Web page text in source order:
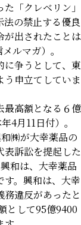
「クレベリン」
法の禁止する優良
が出されたことは
ルマガ）。
争うとして、東
う申立てしていま
高額となる６億
4月11日付）。
㈱が大幸薬品の
表訴訟を提起した
和は、大幸薬品
す。興和は、大幸
違反があったと
として95億9400